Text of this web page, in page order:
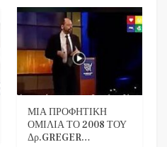
ΜΙΑ ΠΡΟΦΗΤΙΚΗ
ΟΜΙΛΙΑ ΤΟ 2008 ΤΟΥ
Δρ.GREGER…